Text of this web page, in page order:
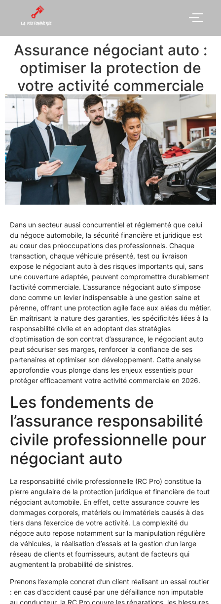
Assurance négociant auto :
optimiser la protection de
votre activité commerciale
Dans un secteur aussi concurrentiel et réglementé que celui
du négoce automobile, la sécurité financière et juridique est
au cœur des préoccupations des professionnels. Chaque
transaction, chaque véhicule présenté, test ou livraison
expose le négociant auto à des risques importants qui, sans
une couverture adaptée, peuvent compromettre durablement
l’activité commerciale. L’assurance négociant auto s’impose
donc comme un levier indispensable à une gestion saine et
pérenne, offrant une protection agile face aux aléas du métier.
En maîtrisant la nature des garanties, les spécificités liées à la
responsabilité civile et en adoptant des stratégies
d’optimisation de son contrat d’assurance, le négociant auto
peut sécuriser ses marges, renforcer la confiance de ses
partenaires et optimiser son développement. Cette analyse
approfondie vous plonge dans les enjeux essentiels pour
protéger efficacement votre activité commerciale en 2026.
Les fondements de
l’assurance responsabilité
civile professionnelle pour
négociant auto
La responsabilité civile professionnelle (RC Pro) constitue la
pierre angulaire de la protection juridique et financière de tout
négociant automobile. En effet, cette assurance couvre les
dommages corporels, matériels ou immatériels causés à des
tiers dans l’exercice de votre activité. La complexité du
négoce auto repose notamment sur la manipulation régulière
de véhicules, la réalisation d’essais et la gestion d’un large
réseau de clients et fournisseurs, autant de facteurs qui
augmentent la probabilité de sinistres.
Prenons l’exemple concret d’un client réalisant un essai routier
: en cas d’accident causé par une défaillance non imputable
au conducteur, la RC Pro couvre les réparations, les blessures